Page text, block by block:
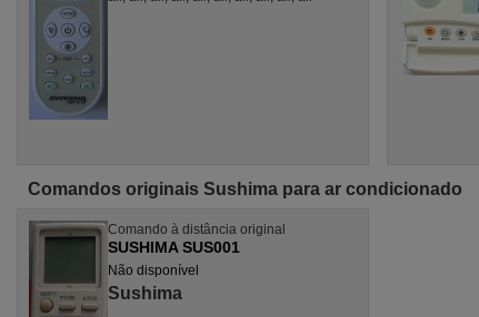
Comandos originais Sushima para ar condicionado
Comando à distância original
SUSHIMA SUS001
Não disponível
Sushima